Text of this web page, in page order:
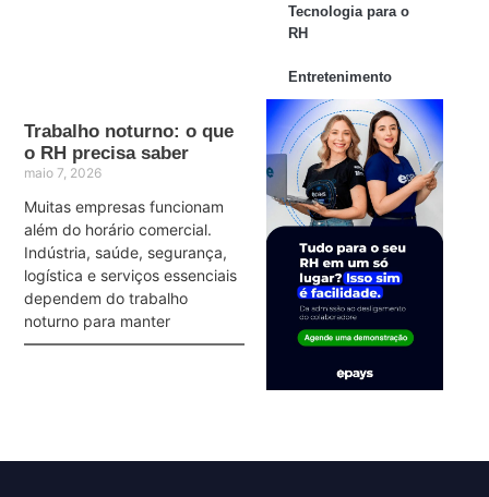
Trabalho noturno: o que
o RH precisa saber
maio 7, 2026
Muitas empresas funcionam
além do horário comercial.
Indústria, saúde, segurança,
logística e serviços essenciais
dependem do trabalho
noturno para manter
Tecnologia para o
RH
Entretenimento